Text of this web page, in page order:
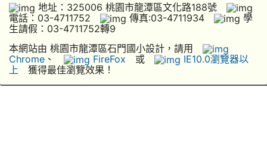
地址：325006 桃園市龍潭區文化路188號
電話：03-4711752
傳真:03-4711934
學
生請假：03-4711752轉9
本網站由 桃園市龍潭區石門國小設計，請用
Chrome 、 FireFox 或
IE10.0瀏覽器以
上 獲得最佳瀏覽效果！